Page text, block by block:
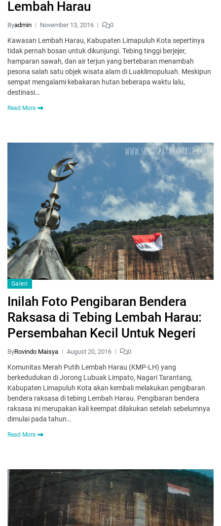
Lembah Harau
Byadmin November 13, 2016 0
Kawasan Lembah Harau, Kabupaten Limapuluh Kota sepertinya
tidak pernah bosan untuk dikunjungi. Tebing tinggi berjejer,
hamparan sawah, dan air terjun yang bertebaran menambah
pesona salah satu objek wisata alam di Luaklimopuluah. Meskipun
sempat mengalami kebakaran hutan beberapa waktu lalu,
destinasi…
Read More
Galeri
Inilah Foto Pengibaran Bendera
Raksasa di Tebing Lembah Harau:
Persembahan Kecil Untuk Negeri
ByRovindo Maisya August 20, 2016 0
Komunitas Merah Putih Lembah Harau (KMP-LH) yang
berkedudukan di Jorong Lubuak Limpato, Nagari Tarantang,
Kabupaten Limapuluh Kota akan kembali melakukan pengibaran
bendera raksasa di tebing Lembah Harau. Pengibaran bendera
raksasa ini merupakan kali keempat dilakukan setelah sebelumnya
dimulai pada tahun…
Read More